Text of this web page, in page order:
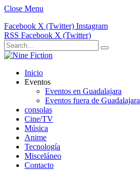
Close Menu
Facebook X (Twitter) Instagram
RSS Facebook X (Twitter)
Inicio
Eventos
Eventos en Guadalajara
Eventos fuera de Guadalajara
consolas
Cine/TV
Música
Anime
Tecnología
Misceláneo
Contacto